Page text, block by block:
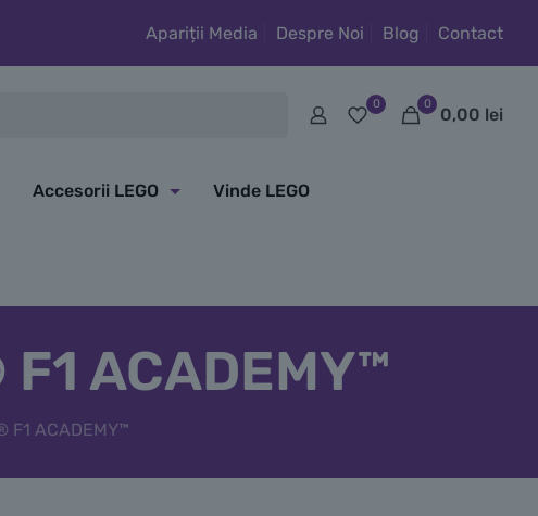
Apariții Media Despre Noi Blog Contact
0 0
0,00 lei
Accesorii LEGO Vinde LEGO
ACADEMY™
F1 ACADEMY™